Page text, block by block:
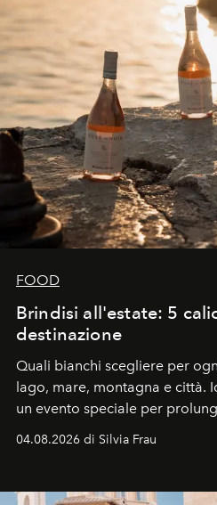
FOOD
Brindisi all'estate: 5
destinazione
Quali bianchi scegliere per
lago, mare, montagna e città.
un evento speciale per
04.08.2026 di Silvia Frau